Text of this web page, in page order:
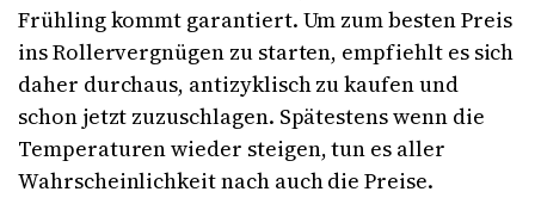
Frühling kommt garantiert. Um zum besten Preis
ins Rollervergnügen zu starten, empfiehlt es sich
daher durchaus, antizyklisch zu kaufen und
schon jetzt zuzuschlagen. Spätestens wenn die
Temperaturen wieder steigen, tun es aller
Wahrscheinlichkeit nach auch die Preise.